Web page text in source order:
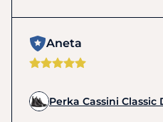
Aneta
Perka Cassini Classic